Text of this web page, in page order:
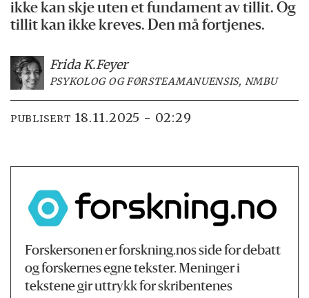
ikke kan skje uten et fundament av tillit. Og
tillit kan ikke kreves. Den må fortjenes.
Frida K.Feyer
PSYKOLOG OG FØRSTEAMANUENSIS, NMBU
PUBLISERT 18.11.2025 - 02:29
Forskersonen er forskning.nos side for debatt
og forskernes egne tekster. Meninger i
tekstene gir uttrykk for skribentenes